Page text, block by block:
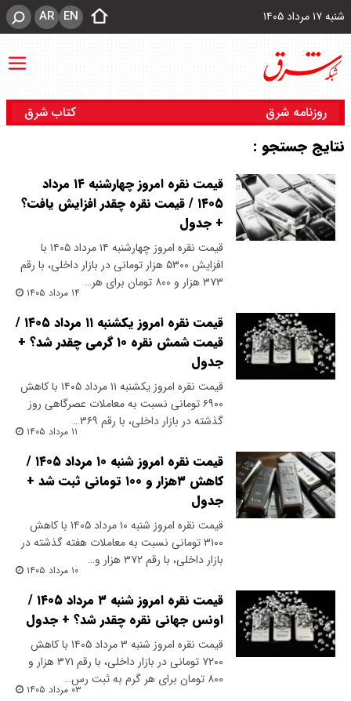
شنبه ۱۷ مرداد ۱۴۰۵ EN
AR
روزنامه شرق کتاب شرق
نتایج جستجو :
قیمت نقره امروز چهارشنبه ۱۴ مرداد
۱۴۰۵ / قیمت نقره چقدر افزایش یافت؟
+ جدول
قیمت نقره امروز چهارشنبه ۱۴ مرداد ۱۴۰۵ با
افزایش ۵۳۰۰ هزار تومانی در بازار داخلی، با رقم
۳۷۳ هزار و ۸۰۰ تومان برای هر…
۱۴ مرداد ۱۴۰۵
قیمت نقره امروز یکشنبه ۱۱ مرداد ۱۴۰۵ /
قیمت شمش نقره ۱۰ گرمی چقدر شد؟ +
جدول
قیمت نقره امروز یکشنبه ۱۱ مرداد ۱۴۰۵ با کاهش
۶۹۰۰ تومانی نسبت به معاملات عصرگاهی روز
گذشته در بازار داخلی، با رقم ۳۶۹…
۱۱ مرداد ۱۴۰۵
قیمت نقره امروز شنبه ۱۰ مرداد ۱۴۰۵ /
کاهش ۳هزار و ۱۰۰ تومانی ثبت شد +
جدول
قیمت نقره امروز شنبه ۱۰ مرداد ۱۴۰۵ با کاهش
۳۱۰۰ تومانی نسبت به معاملات هفته گذشته در
بازار داخلی، با رقم ۳۷۲ هزار و…
۱۰ مرداد ۱۴۰۵
قیمت نقره امروز شنبه ۳ مرداد ۱۴۰۵ /
اونس جهانی نقره چقدر شد؟ + جدول
قیمت نقره امروز شنبه ۳ مرداد ۱۴۰۵ با کاهش
۷۲۰۰ تومانی در بازار داخلی، با رقم ۳۷۱ هزار و
۸۰۰ تومان برای هر گرم به ثبت رس…
۰۳ مرداد ۱۴۰۵